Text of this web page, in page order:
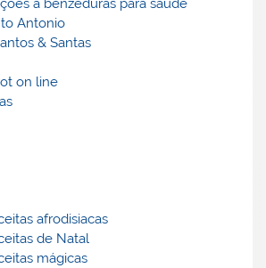
a benzeduras para saúde
Antonio
& Santas
on line
afrodisiacas
de Natal
mágicas